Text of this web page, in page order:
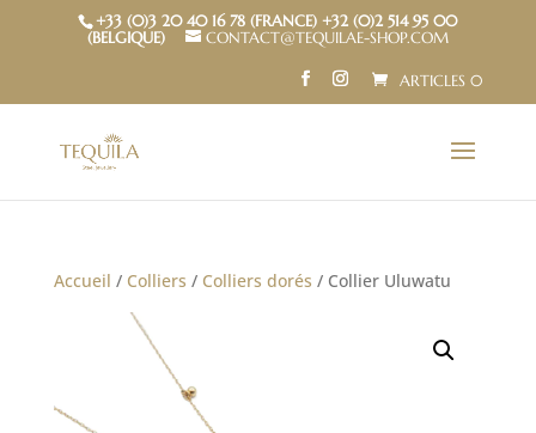
+33 (0)3 20 40 16 78 (FRANCE) +32 (0)2 514 95 00
(BELGIQUE)
CONTACT@TEQUILAE-SHOP.COM
ARTICLES 0
Accueil / Colliers / Colliers dorés / Collier Uluwatu